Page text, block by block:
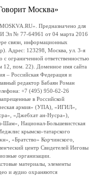
Москва»
Предназначено для
Эл № 77-64961 от 04 марта 2016
связи, информационных
Адрес: 123298, Москва, ул. 3-я
ограниченной ответственностью
пом. 22). Доменное имя сайта
– Российская Федерация и
редактор Бабаян Роман
+7 (495) 950-62-26
в Российской
армия» (УПА), «ИГИЛ»,
«Джебхат ан-Нусра»),
Шам», Национал-Большевистская
крымско-татарского
«Братство» Корчинского,
центр Свидетелей Иеговы
организации.
материалы, элементы
и аудио охраняются